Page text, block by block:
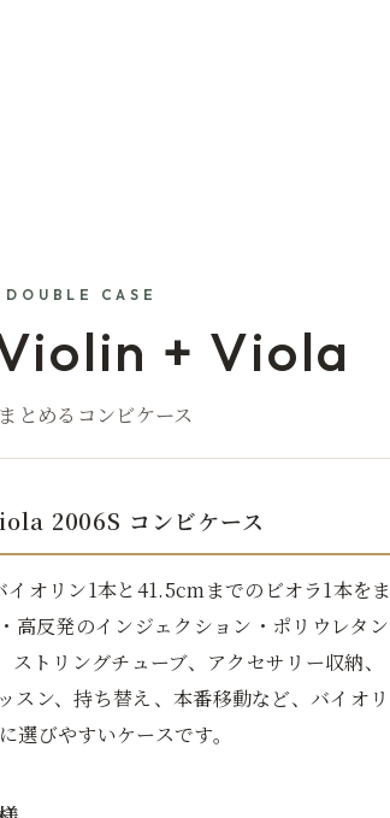
CASE
+ Viola
とめるコンビケース
2006S コンビケース
オリン1本と41.5cmまでのビオラ1本をま
高反発のインジェクション・ポリウレタン
トリングチューブ、アクセサリー収納、
スン、持ち替え、本番移動など、バイオリ
選びやすいケースです。